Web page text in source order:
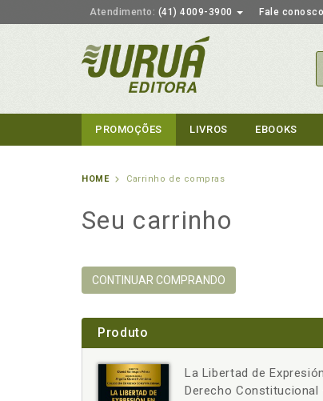
Atendimento: (41) 4009-3900 Fale conosco
PROMOÇÕES LIVROS EBOOKS
HOME Carrinho de compras
Seu carrinho
CONTINUAR COMPRANDO
Produto
La Libertad de
Derecho Constitucional
-